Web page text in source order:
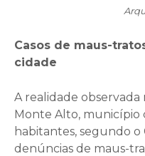
Casos de maus-
cidade
A realidade observada
Monte Alto, município
habitantes, segundo o
denúncias de maus-